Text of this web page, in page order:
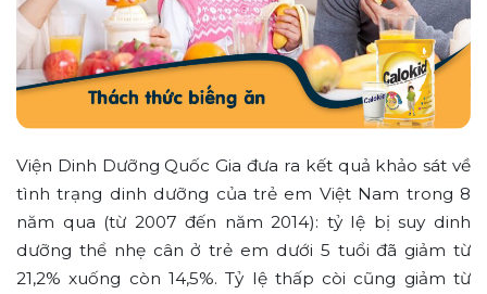
Viện Dinh Dưỡng Quốc Gia đưa ra kết quả khảo sát về
tình trạng dinh dưỡng của trẻ em Việt Nam trong 8
năm qua (từ 2007 đến năm 2014): tỷ lệ bị suy dinh
dưỡng thể nhẹ cân ở trẻ em dưới 5 tuổi đã giảm từ
21,2% xuống còn 14,5%. Tỷ lệ thấp còi cũng giảm từ